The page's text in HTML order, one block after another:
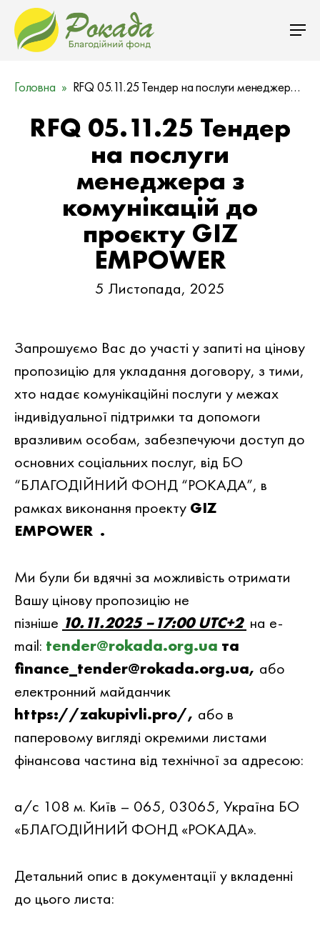
Головна RFQ 05.11.25 Тендер на послуги менеджера з комунікацій до проєкту GIZ EMPOWER
RFQ 05.11.25 Тендер
на послуги
менеджера з
комунікацій до
проєкту GIZ
EMPOWER
5 Листопада, 2025
Запрошуємо Вас до участi у запитi на цiнову
пропозицiю для укладання договору, з тими,
хто надає комунікаційні послуги у межах
індивідуальної підтримки та допомоги
вразливим особам, забезпечуючи доступ до
основних соціальних послуг, вiд БО
“БЛАГОДIЙНИЙ ФОНД “РОКАДА”, в
рамках виконання проекту GIZ
EMPOWER .
Ми були би вдячнi за можливiсть отримати
Вашу цiнову пропозицiю не
пiзнiше 10.11.2025 –17:00 UTC+2 на e-
mail: tender@rokada.org.ua та
finance_tender@rokada.org.ua, або
електронний майданчик
https://zakupivli.pro/, або в
паперовому вигляді окремими листами
фінансова частина від технічної за адресою:
а/с 108 м. Київ – 065, 03065, Україна БО
«БЛАГОДІЙНИЙ ФОНД «РОКАДА».
Детальний опис в документацiї у вкладеннi
до цього листа: